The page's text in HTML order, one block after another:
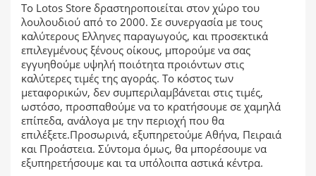
Το Lotos Store δραστηροποιείται στον χώρο του
λουλουδιού από το 2000. Σε συνεργασία με τους
καλύτερους Ελληνες παραγωγούς, και προσεκτικά
επιλεγμένους ξένους οίκους, μπορούμε να σας
εγγυηθούμε υψηλή ποιότητα προιόντων στις
καλύτερες τιμές της αγοράς. Το κόστος των
μεταφορικών, δεν συμπεριλαμβάνεται στις τιμές,
ωστόσο, προσπαθούμε να το κρατήσουμε σε χαμηλά
επίπεδα, ανάλογα με την περιοχή που θα
επιλέξετε.Προσωρινά, εξυπηρετούμε Αθήνα, Πειραιά
και Προάστεια. Σύντομα όμως, θα μπορέσουμε να
εξυπηρετήσουμε και τα υπόλοιπα αστικά κέντρα.